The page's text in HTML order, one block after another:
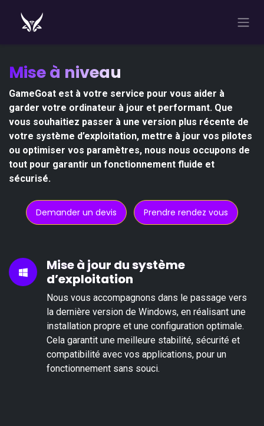
Mise à niveau
GameGoat est à votre service pour vous aider à
garder votre ordinateur à jour et performant. Que
vous souhaitiez passer à une version plus récente de
votre système d’exploitation, mettre à jour vos pilotes
ou optimiser vos paramètres, nous nous occupons de
tout pour garantir un fonctionnement fluide et
sécurisé.
Demander un devis Prendre rendez vous
Mise à jour du système
d’exploitation
Nous vous accompagnons dans le passage vers
la dernière version de Windows, en réalisant une
installation propre et une configuration optimale.
Cela garantit une meilleure stabilité, sécurité et
compatibilité avec vos applications, pour un
fonctionnement sans souci.